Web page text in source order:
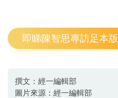
即睇陳智思專訪足本版
撰文：經一編輯部
圖片來源：經一編輯部